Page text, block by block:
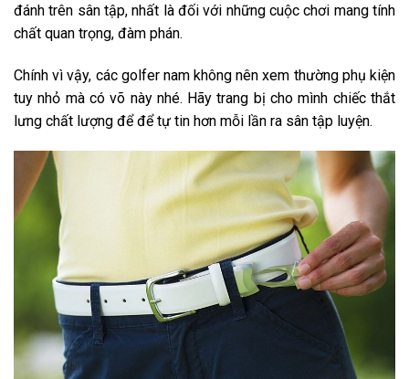
đánh trên sân tập, nhất là đối với những cuộc chơi mang tính
chất quan trọng, đàm phán.
Chính vì vậy, các golfer nam không nên xem thường phụ kiện
tuy nhỏ mà có võ này nhé. Hãy trang bị cho mình chiếc thắt
lưng chất lượng để để tự tin hơn mỗi lần ra sân tập luyện.